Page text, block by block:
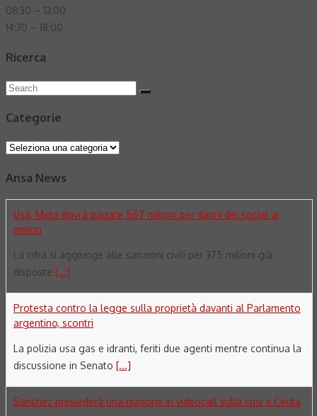
08:30 – 13:00
14:30 – 18:00
Ricerca
Search
Search
Categorie
Categorie
Ansa News
Usa, Meta dovrà pagare 567 milioni per danni dei social ai
minori
La cifra si aggiunge alle sanzioni civili per 375 milioni già
disposte [...]
Protesta contro la legge sulla proprietà davanti al Parlamento
argentino, scontri
La polizia usa gas e idranti, feriti due agenti mentre continua la
discussione in Senato [...]
Sanchez presiederà una riunione in videocall sulla crisi a Ceuta